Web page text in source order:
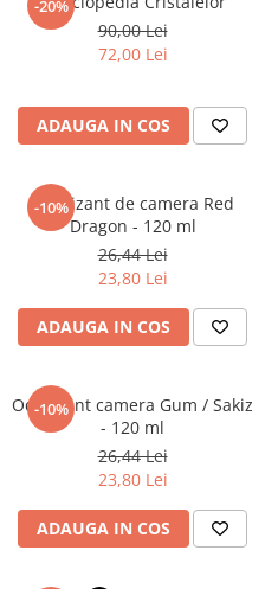
Crime, Thriller, Mistery
Literatura Romana
Literatura Universala
Poezie
Romane de dragoste, Carti
romantice
Senzatii/Dragoste
Senzatii/Erotic
Senzatii/Suspans
Senzatii/Thriller
SF & Fantasy
Teatru
Teens Book Club
Birotica & Papetarie
-20%
90,00 Lei
72,00 Lei
ADAUGA IN COS
-10%
Odorizant de camera Red
Dragon - 120 ml
26,44 Lei
23,80 Lei
ADAUGA IN COS
-10%
Odorizant camera Gum / Sakiz
- 120 ml
26,44 Lei
23,80 Lei
ADAUGA IN COS